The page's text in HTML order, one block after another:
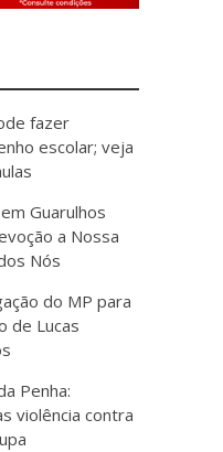
fazer
escolar; veja
Guarulhos
a Nossa
Nós
do MP para
de Lucas
Penha:
violência contra